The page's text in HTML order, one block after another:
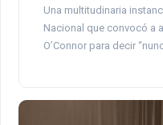
Una multitudinaria
Nacional que convocó a
O’Connor para decir